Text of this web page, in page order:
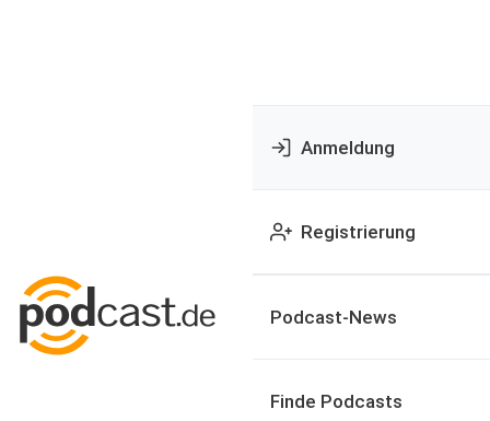
Anmeldung
Registrierung
Podcast-News
Finde Podcasts